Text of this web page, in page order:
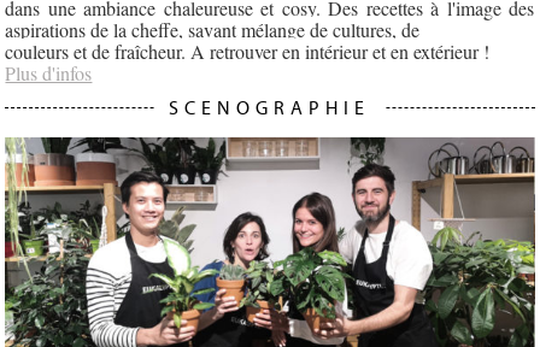
dans une ambiance chaleureuse et cosy. Des recettes à l'image des
aspirations de la cheffe, savant mélange de cultures, de
couleurs et de fraîcheur. A retrouver en intérieur et en extérieur !
Plus d'infos
SCENOGRAPHIE